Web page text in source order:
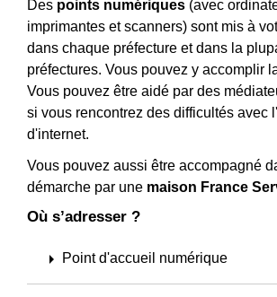
Des points numériques (avec
imprimantes et scanners) sont mis à
dans chaque préfecture et dans la
préfectures. Vous pouvez y accomplir
Vous pouvez être aidé par des
si vous rencontrez des difficultés avec
d'internet.
Vous pouvez aussi être accompagné
démarche par une maison France
Où s’adresser ?
arrow_right Point d'accueil numérique